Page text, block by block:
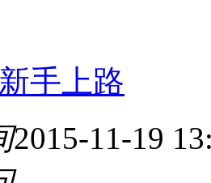
新手上路
2015-11-19